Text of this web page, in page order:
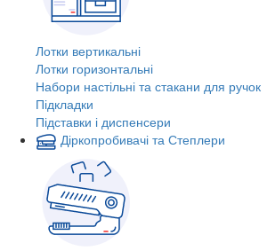
Лотки вертикальні
Лотки горизонтальні
Набори настільні та стакани для ручок
Підкладки
Підставки і диспенсери
Діркопробивачі та Степлери